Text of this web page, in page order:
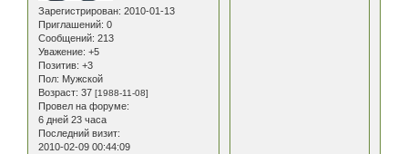
Зарегистрирован: 2010-01-13
Приглашений: 0
Сообщений: 213
Уважение: +5
Позитив: +3
Пол: Мужской
Возраст: 37 [1988-11-08]
Провел на форуме:
6 дней 23 часа
Последний визит:
2010-02-09 00:44:09